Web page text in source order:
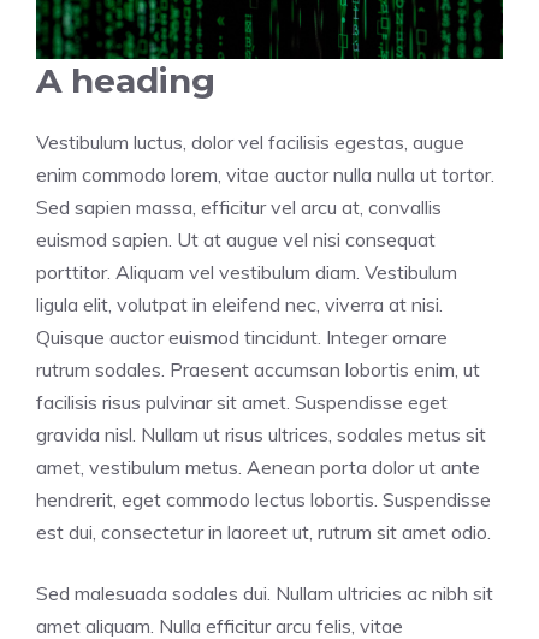
A heading
Vestibulum luctus, dolor vel facilisis egestas, augue
enim commodo lorem, vitae auctor nulla nulla ut tortor.
Sed sapien massa, efficitur vel arcu at, convallis
euismod sapien. Ut at augue vel nisi consequat
porttitor. Aliquam vel vestibulum diam. Vestibulum
ligula elit, volutpat in eleifend nec, viverra at nisi.
Quisque auctor euismod tincidunt. Integer ornare
rutrum sodales. Praesent accumsan lobortis enim, ut
facilisis risus pulvinar sit amet. Suspendisse eget
gravida nisl. Nullam ut risus ultrices, sodales metus sit
amet, vestibulum metus. Aenean porta dolor ut ante
hendrerit, eget commodo lectus lobortis. Suspendisse
est dui, consectetur in laoreet ut, rutrum sit amet odio.
Sed malesuada sodales dui. Nullam ultricies ac nibh sit
amet aliquam. Nulla efficitur arcu felis, vitae